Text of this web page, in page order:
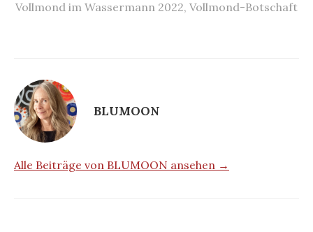
Vollmond im Wassermann 2022, Vollmond-Botschaft
BLUMOON
Alle Beiträge von BLUMOON ansehen →